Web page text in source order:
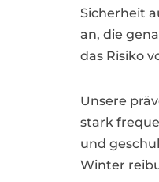
Sicherheit
an, die
das Risiko
Unsere
stark
und
Winter